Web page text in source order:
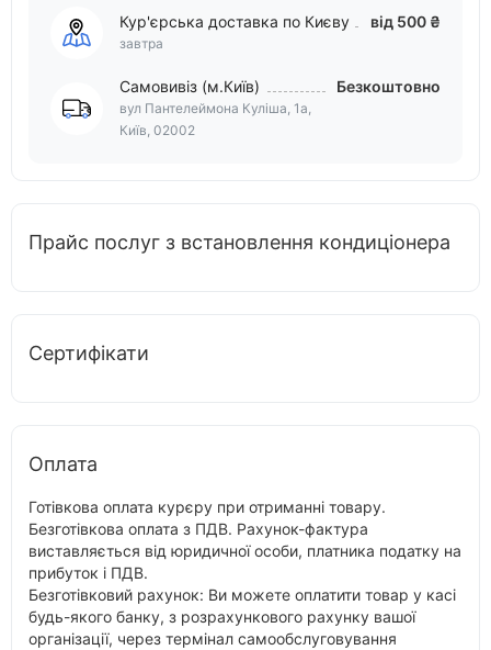
Кур'єрська доставка по Києву
завтра
від 500 ₴
Самовивіз (м.Київ)
вул Пантелеймона Куліша, 1а,
Київ, 02002
Безкоштовно
Прайс послуг з встановлення кондиціонера
Сертифікати
Оплата
Готівкова оплата курєру при отриманні товару.
Безготівкова оплата з ПДВ. Рахунок-фактура
виставляється від юридичної особи, платника податку на
прибуток і ПДВ.
Безготівковий рахунок: Ви можете оплатити товар у касі
будь-якого банку, з розрахункового рахунку вашої
організації, через термінал самообслуговування